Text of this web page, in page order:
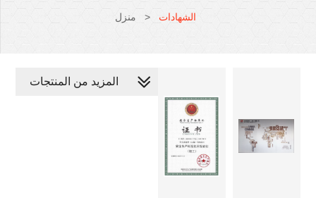
منزل > الشهادات
المزيد من المنتجات